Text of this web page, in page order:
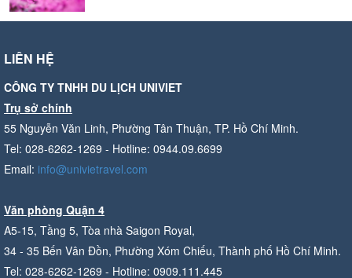
LIÊN HỆ
CÔNG TY TNHH DU LỊCH UNIVIET
Trụ sở chính
55 Nguyễn Văn Linh, Phường Tân Thuận, TP. Hồ Chí Minh.
Tel: 028-6262-1269 - Hotline: 0944.09.6699
Email: info@univietravel.com
Văn phòng Quận 4
A5-15, Tầng 5, Tòa nhà Saigon Royal,
34 - 35 Bến Vân Đồn, Phường Xóm Chiếu, Thành phố Hồ Chí Minh.
Tel: 028-6262-1269 - Hotline: 0909.111.445